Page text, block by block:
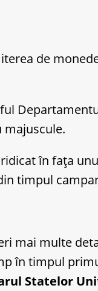
de
majuscule.
în fața
timpul
mai multe
în timpul
Statelor